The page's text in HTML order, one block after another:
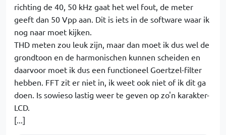
richting de 40, 50 kHz gaat het wel fout, de meter
geeft dan 50 Vpp aan. Dit is iets in de software waar ik
nog naar moet kijken.
THD meten zou leuk zijn, maar dan moet ik dus wel de
grondtoon en de harmonischen kunnen scheiden en
daarvoor moet ik dus een functioneel Goertzel-filter
hebben. FFT zit er niet in, ik weet ook niet of ik dit ga
doen. Is sowieso lastig weer te geven op zo'n karakter-
LCD.
[...]